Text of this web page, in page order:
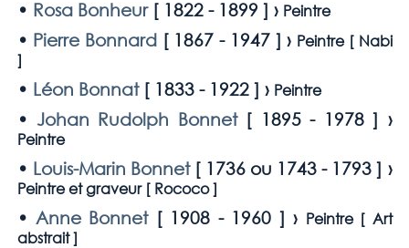
• Rosa Bonheur[ 1822 - 1899 ] › Peintre
• Pierre Bonnard[ 1867 - 1947] › Peintre [ Nabi
]
• Léon Bonnat[ 1833 - 1922] › Peintre
• Johan Rudolph Bonnet[ 1895 - 1978] ›
Peintre
• Louis-Marin Bonnet[ 1736 ou 1743 - 1793 ] ›
Peintre et graveur [ Rococo]
• Anne Bonnet[ 1908 - 1960 ] › Peintre [ Art
abstrait]